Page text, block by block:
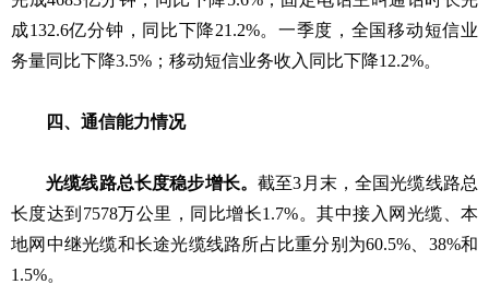
成132.6亿分钟，同比下降21.2%。 一季度，全国移动短信业
务量同比下降3.5%；移动短信业务收入同比下降12.2%。
四、通信能力情况
光缆线路总长度稳步增长。 截至3月末，全国光缆线路总
长度达到7578万公里，同比增长1.7%。其中接入网光缆、本
地网中继光缆和长途光缆线路所占比重分别为60.5%、38%和
1.5%。